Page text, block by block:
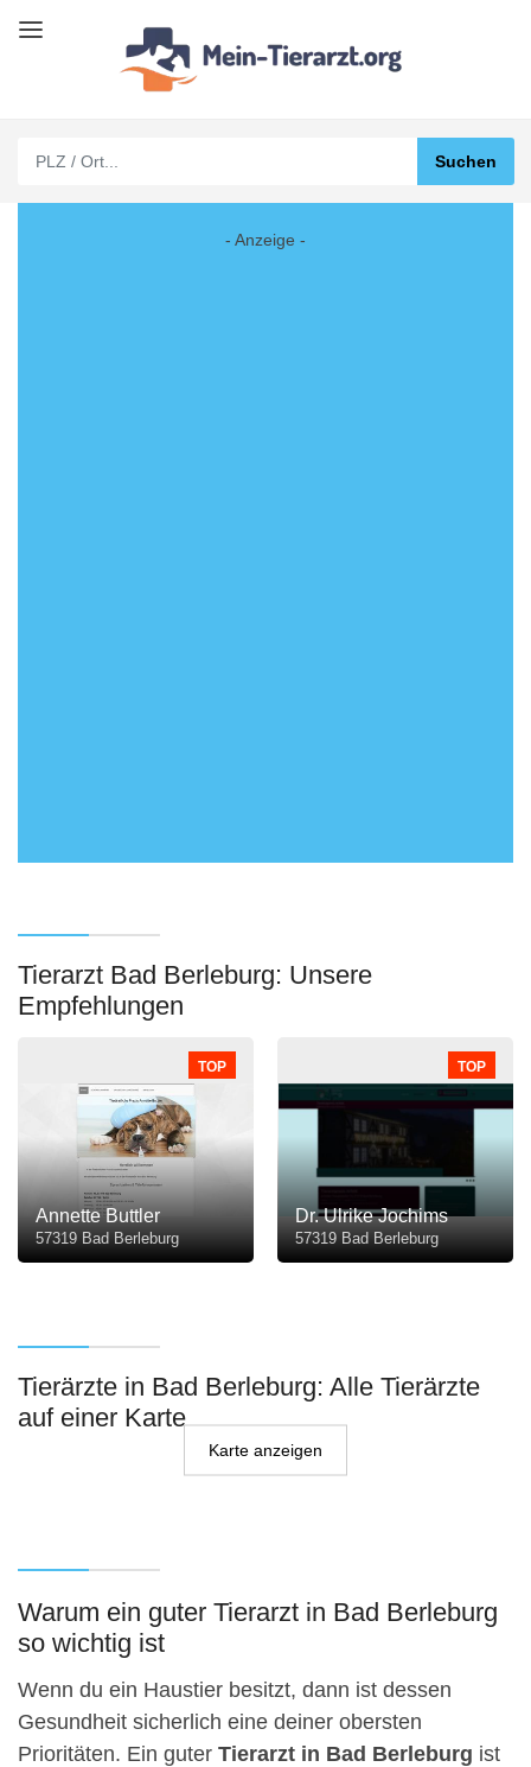
- Anzeige -
Tierarzt Bad Berleburg: Unsere
Empfehlungen
TOP
Annette Buttler
57319 Bad Berleburg
TOP
Dr. Ulrike Jochims
57319 Bad Berleburg
Tierärzte in Bad Berleburg: Alle Tierärzte
auf einer Karte
Karte anzeigen
Warum ein guter Tierarzt in Bad Berleburg
so wichtig ist
Wenn du ein Haustier besitzt, dann ist dessen
Gesundheit sicherlich eine deiner obersten
Prioritäten. Ein guter Tierarzt in Bad Berleburg ist